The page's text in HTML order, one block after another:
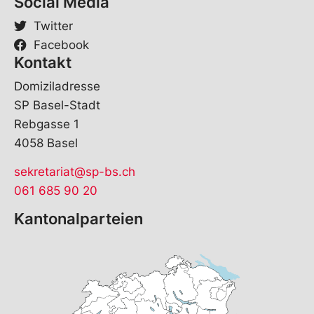
Twitter
Facebook
Kontakt
Domiziladresse
SP Basel-Stadt
Rebgasse 1
4058 Basel
sekretariat@sp-bs.ch
061 685 90 20
Kantonalparteien